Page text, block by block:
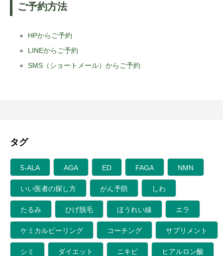
ご予約方法
HPからご予約
LINEからご予約
SMS（ショートメール）からご予約
タグ
5-ALA AGA ED FAGA NMN
いい医者の探し方 がん予防 しわ
たるみ ひげ脱毛 ほうれい線 エラ
ケミカルピーリング コーチング サプリメント
シミ ダイエット ニキビ ヒアルロン酸